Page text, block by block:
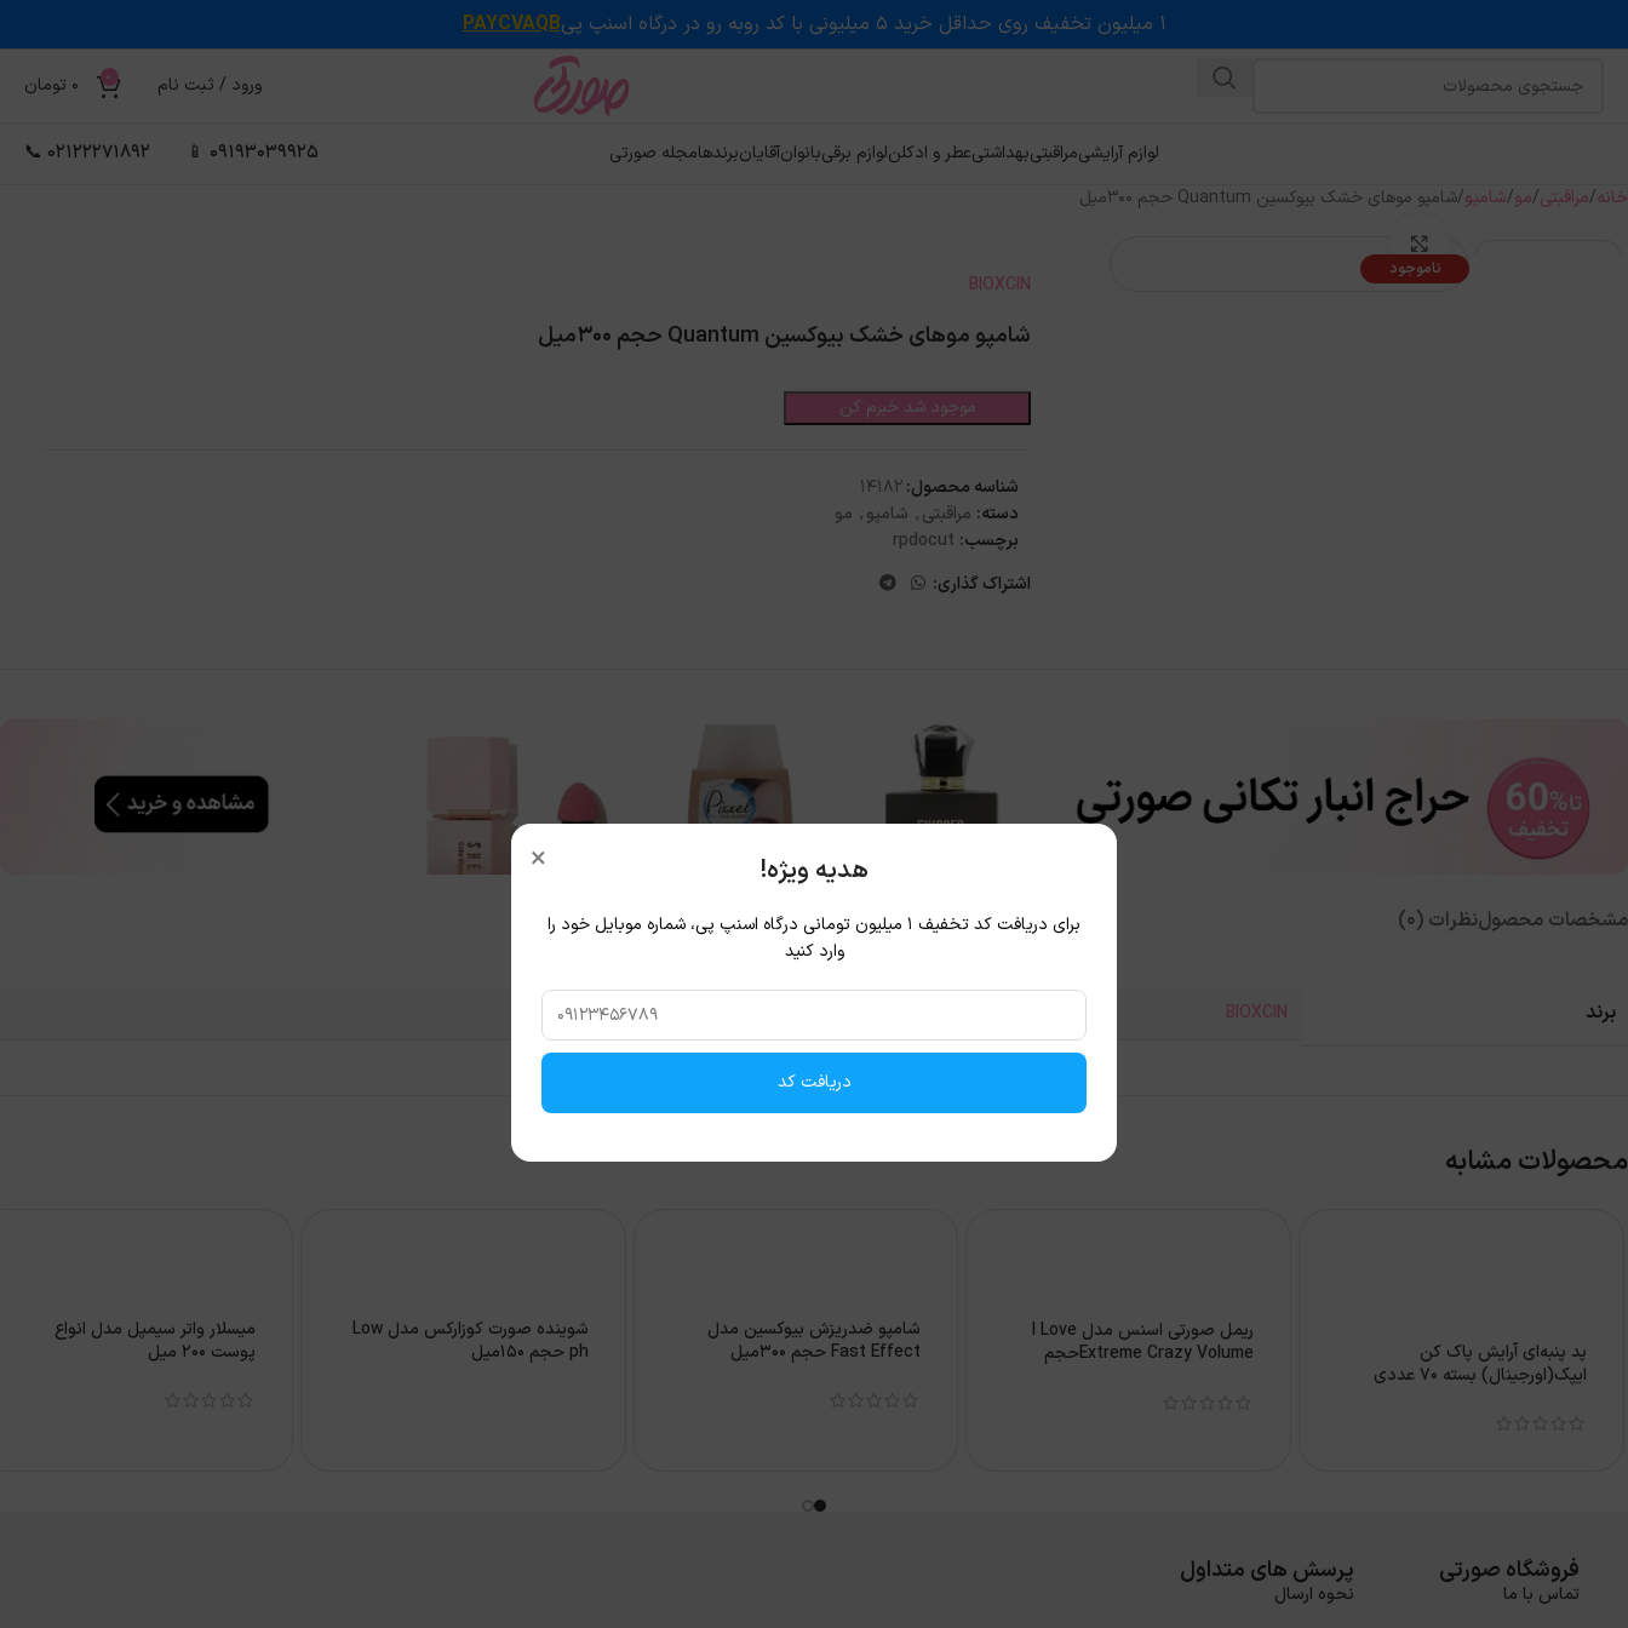
۱ میلیون تخفیف روی حداقل خرید ۵ میلیونی با کد روبه رو در درگاه اسنپ پی PAYCVAQB
ورود / ثبت نام 0
0 تومان
لوازم آرایشیمراقبتیبهداشتیعطر و ادکلنلوازم برقیبانوانآقایانبرندهامجله صورتی 09193039925 📱
02122271892 📞
خانه مراقبتی مو شامپو شامپو موهای خشک بیوکسین Quantum حجم 300میل
ناموجود
BIOXCIN
شامپو موهای خشک بیوکسین Quantum حجم 300میل
موجود شد خبرم کن
شناسه محصول:14182
دسته: مراقبتی, شامپو, مو
برچسب: rpdocut
اشتراک گذاری:
مشخصات محصولنظرات (0)
برند BIOXCIN
محصولات مشابه
پد پنبه‌ای آرایش پاک کن
ایپک(اورجینال) بسته 70 عددی
ریمل صورتی اسنس مدل I Love
Extreme Crazy Volumeحجم
شامپو ضدریزش بیوکسین مدل
Fast Effect حجم 300میل
شوینده صورت کوزارکس مدل Low
ph حجم 150میل
میسلار واتر سیمپل مدل انواع
پوست 200 میل
فروشگاه صورتی
تماس با ما
پرسش های متداول
نحوه ارسال
× هدیه ویژه!
برای دریافت کد تخفیف ۱ میلیون تومانی درگاه اسنپ پی، شماره موبایل خود را
وارد کنید
دریافت کد